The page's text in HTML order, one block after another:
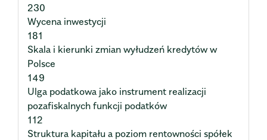
230
Wycena inwestycji
181
Skala i kierunki zmian wyłudzeń kredytów w
Polsce
149
Ulga podatkowa jako instrument realizacji
pozafiskalnych funkcji podatków
112
Struktura kapitału a poziom rentowności spółek